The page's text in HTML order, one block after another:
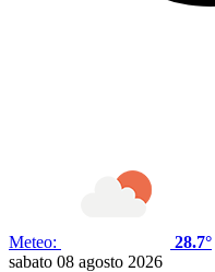
Meteo:
28.7°
sabato 08 agosto 2026